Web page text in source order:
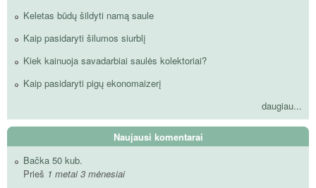
Keletas būdų šildyti namą saule
Kaip pasidaryti šilumos siurblį
Kiek kainuoja savadarbiai saulės kolektoriai?
Kaip pasidaryti pigų ekonomaizerį
daugiau...
Naujausi komentarai
Bačka 50 kub.
Prieš 1 metai 3 mėnesiai